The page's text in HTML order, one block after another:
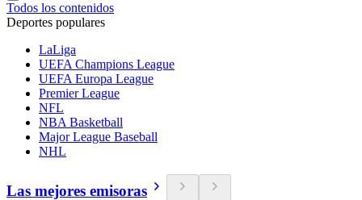
Todos los contenidos
Deportes populares
LaLiga
UEFA Champions League
UEFA Europa League
Premier League
NFL
NBA Basketball
Major League Baseball
NHL
Las mejores emisoras